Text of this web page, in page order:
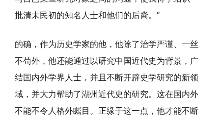
批清末民初的知名人士和他们的后裔。”
的确，作为历史学家的他，他除了治学严谨、一丝
不苟外，他还能通过以研究中国近代史为背景，广
结国内外学界人士，并且不断开辟史学研究的新领
域，并大力帮助了湖州近代史的研究。这在国内外
不能不令人格外瞩目。正缘于这一点，他才能不断